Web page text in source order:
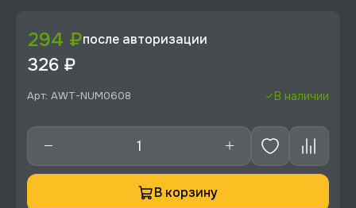
294 ₽после авторизации
326 ₽
Арт: AWT-NUM0608 В наличии
В корзину